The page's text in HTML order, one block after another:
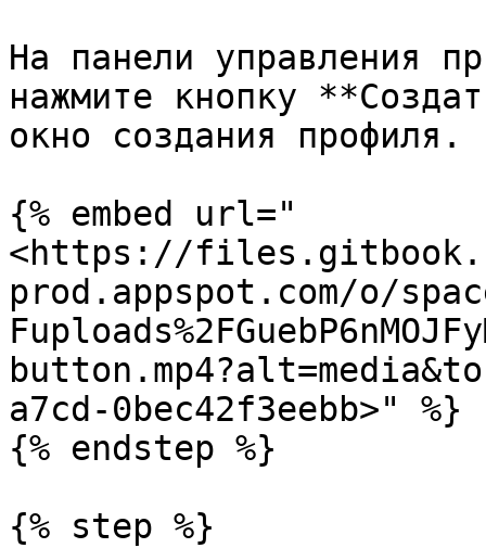
На панели управления
нажмите кнопку
окно создания профиля.
{% embed url="
<https://
prod.appspot.com/o/
a7cd-0bec42f3eebb>" %}
{% endstep %}
{% step %}